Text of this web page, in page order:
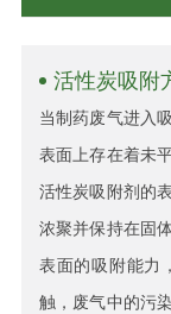
活性炭吸附
当制药废气进入
表面上存在着未
活性炭吸附剂的
浓聚并保持在固
表面的吸附能力
触，废气中的污